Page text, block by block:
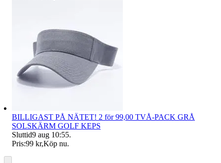
BILLIGAST PÅ NÄTET! 2 för 99,00 TVÅ-PACK GRÅ
SOLSKÄRM GOLF KEPS
Sluttid9 aug 10:55.
Pris:99 kr,Köp nu.